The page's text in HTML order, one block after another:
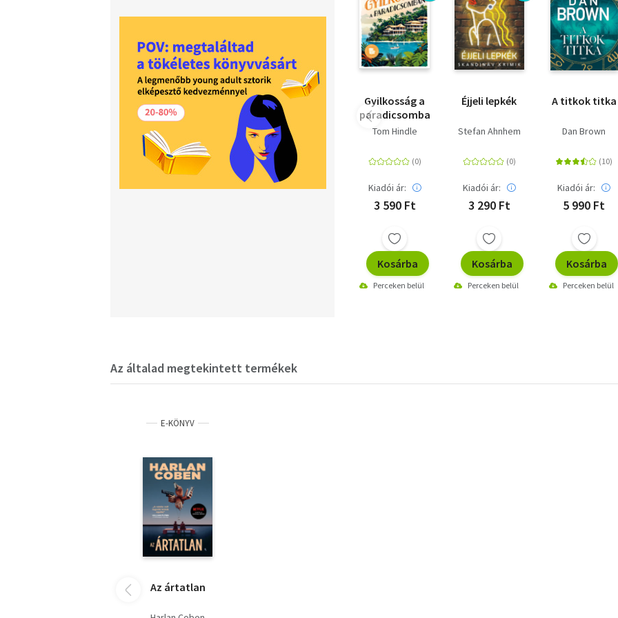
Gyilkosság a
paradicsomban
Tom Hindle
Kiadói ár:
3 590 Ft
Kosárba
Perceken belül
Éjjeli lepkék
Stefan Ahnhem
Kiadói ár:
3 290 Ft
Kosárba
Perceken belül
A titkok titka
Dan Brown
Kiadói ár:
5 990 Ft
Kosárba
Perceken belül
Az általad megtekintett termékek
E-KÖNYV
Az ártatlan